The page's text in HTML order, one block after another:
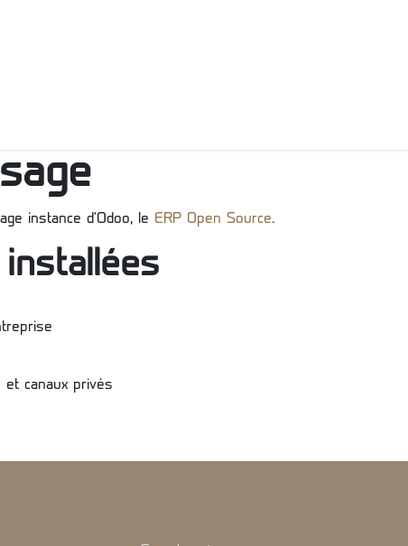
instance d'Odoo, le ERP Open Source.
et canaux privés